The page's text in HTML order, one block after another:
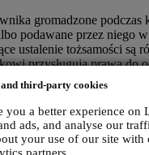
third-party cookies
you a better experience on
ads, and analyse our
your use of our site with
gromadzone podczas
podawane przez niego
ustalenie tożsamości są
przysługują prawa do
w poniższym paragrafie h).
UŻYTKOWNIKA?
osobowych w odniesieniu
za pośrednictwem Witryny
o.o. z siedzibą pod